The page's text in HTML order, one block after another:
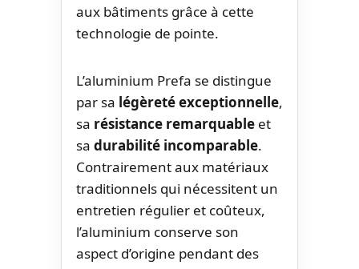
aux bâtiments grâce à cette
technologie de pointe.
L’aluminium Prefa se distingue
par sa légèreté exceptionnelle,
sa résistance remarquable et
sa durabilité incomparable.
Contrairement aux matériaux
traditionnels qui nécessitent un
entretien régulier et coûteux,
l’aluminium conserve son
aspect d’origine pendant des